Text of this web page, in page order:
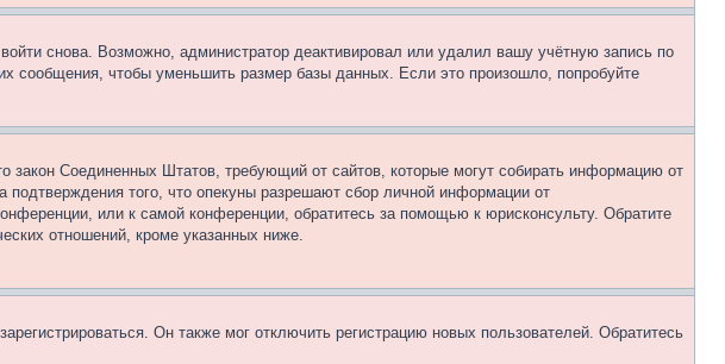
снова. Возможно, администратор деактивировал или удалил вашу учётную запись по
сообщения, чтобы уменьшить размер базы данных. Если это произошло, попробуйте
закон Соединенных Штатов, требующий от сайтов, которые могут собирать информацию от
того, что опекуны разрешают сбор личной информации от
или к самой конференции, обратитесь за помощью к юрисконсульту. Обратите
отношений, кроме указанных ниже.
Он также мог отключить регистрацию новых пользователей. Обратитесь